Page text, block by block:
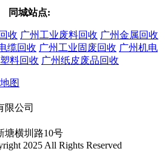
同城站点:
收 广州工业废料回收 广州金属回收
缆回收 广州工业固废回收 广州机电
料回收 广州纸皮废品回收
图
限公司
塘横圳路10号
2025 All Rights Reserved